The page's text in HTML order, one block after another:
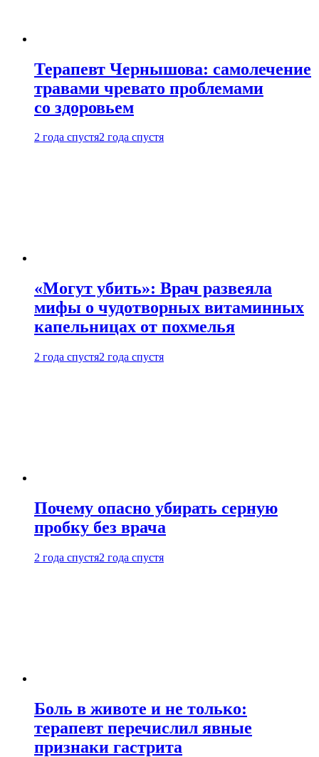
Терапевт Чернышова: самолечение
травами чревато проблемами
со здоровьем
2 года спустя2 года спустя
«Могут убить»: Врач развеяла
мифы о чудотворных витаминных
капельницах от похмелья
2 года спустя2 года спустя
Почему опасно убирать серную
пробку без врача
2 года спустя2 года спустя
Боль в животе и не только:
терапевт перечислил явные
признаки гастрита